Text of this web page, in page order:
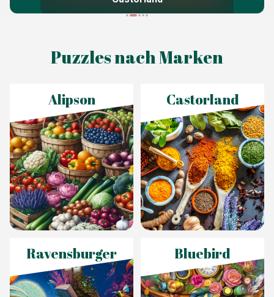
Puzzles nach Marken
Alipson Castorland
Ravensburger Bluebird